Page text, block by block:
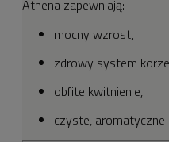
Athena zapewniają:
mocny wzrost,
zdrowy system
obfite kwitnienie,
czyste, aromatyczne